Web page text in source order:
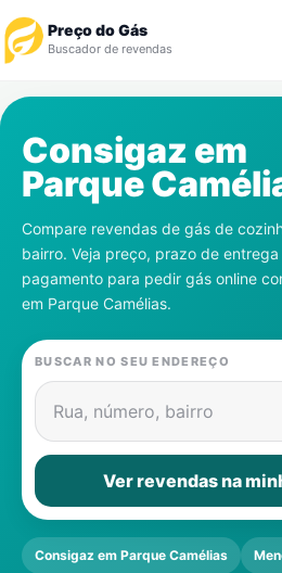
Preço do Gás
Buscador de revendas
Revendedor
Notícias
Cadastre-se
Gás
Contatos
Consigaz em
Parque
Compare revendas de gás de
bairro. Veja preço, prazo de
pagamento para pedir gás online
em Parque Camélias.
BUSCAR NO SEU ENDEREÇO
Rua, número, bairro
Ver revendas na
Consigaz em Parque Camélias